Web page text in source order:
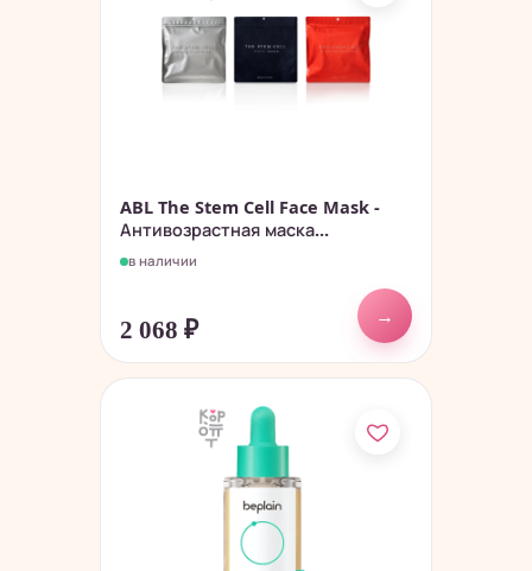
ABL The Stem Cell Face Mask -
Антивозрастная маска...
в наличии
2 068 ₽
→